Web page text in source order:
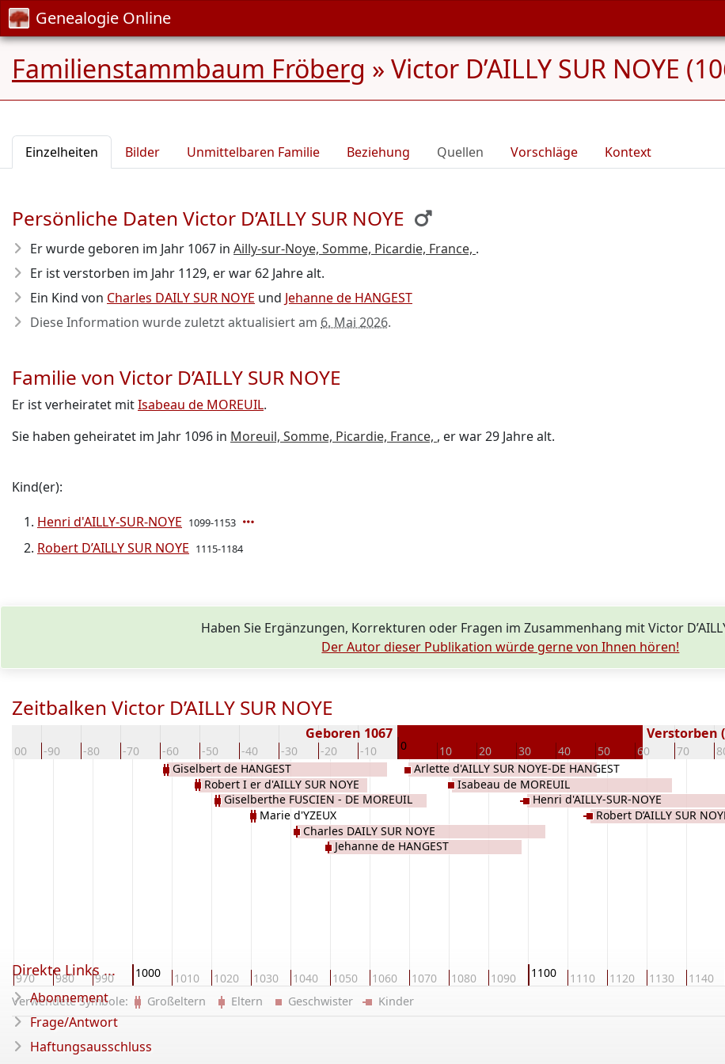
Genealogie Online
Familienstammbaum Fröberg » Victor D’AILLY SUR NOYE
Einzelheiten Bilder Unmittelbaren Familie Beziehung Quellen Vorschläge Kontext
Persönliche Daten Victor D’AILLY SUR NOYE
Er wurde geboren im Jahr 1067 in Ailly-sur-Noye, Somme, Picardie, France, .
Er ist verstorben im Jahr 1129, er war 62 Jahre alt.
Ein Kind von Charles DAILY SUR NOYE und Jehanne de HANGEST
Diese Information wurde zuletzt aktualisiert am 6. Mai 2026.
Familie von Victor D’AILLY SUR NOYE
Er ist verheiratet mitIsabeau de MOREUIL.
Sie haben geheiratet im Jahr 1096 in Moreuil, Somme, Picardie, France, , er war 29 Jahre alt.
Kind(er):
Henri d'AILLY-SUR-NOYE 1099-1153
Robert D’AILLY SUR NOYE 1115-1184
Haben Sie Ergänzungen, Korrekturen oder Fragen im Zusammenhang mit Victor
Der Autor dieser Publikation würde gerne von Ihnen hören!
Zeitbalken Victor D’AILLY SUR NOYE
-100 -90 -80 -70 -60 -50 -40 -30 -20 -10 0 10 20 30 40 50 60 70
Geboren 1067 Verstorben
970 980 990 1000 1010 1020 1030 1040 1050 1060 1070 1080 1090 1100 1110 1120 1130 1140
Giselbert de HANGEST
Robert I er d'AILLY SUR NOYE
Giselberthe FUSCIEN - DE MOREUIL
Marie d'YZEUX
Charles DAILY SUR NOYE
Jehanne de HANGEST
Arlette d'AILLY SUR NOYE-DE HANGEST
Isabeau de MOREUIL
Henri d'AILLY-SUR-NOYE
Robert D’AILLY SUR
Verwendete Symbole: Großeltern Eltern Geschwister Kinder
Direkte Links ...
Abonnement
Frage/Antwort
Haftungsausschluss